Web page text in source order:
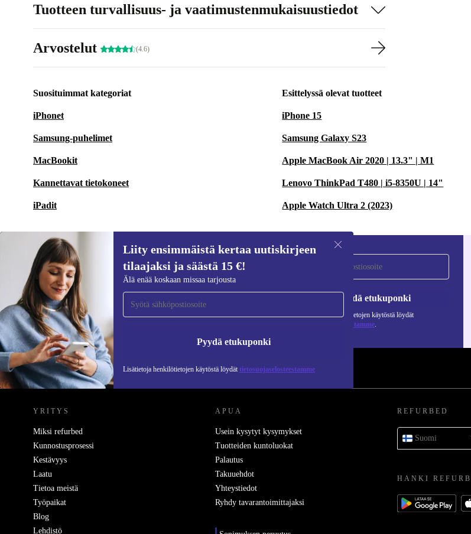
Tuotteen turvallisuus- ja vaatimustenmukaisuustiedot
Arvostelut (4.6)
Suosituimmat kategoriat
iPhonet
Samsung-puhelimet
MacBookit
Kannettavat tietokoneet
iPadit
Esittelyssä olevat tuotteet
iPhone 15
Samsung Galaxy S23
Apple MacBook Air 2020 | 13.3" | M1
Lenovo ThinkPad T480 | i5-8350U | 14"
Apple Watch Ultra 2 (2023)
Liity ensimmäistä kertaa uutiskirjeen
tilaajaksi ja säästä 15 €!
Älä enää koskaan missaa tarjousta
Pyydä etukuponki
Lisätietoja henkilötietojen käytöstä löydät tietosuojaselosteestamme
Liity ensimmäistä kertaa uutiskirjeen
tilaajaksi ja säästä 15 €!
Älä missaa enää yhtäkään tarjousta.
Pyydä etukuponki
Lisätietoja henkilötietojen käytöstä löydät
tietosuojaselosteestamme.
REFURBED SUOMI - RETHINK NEW.
YRITYS
Miksi refurbed
Kunnostusprosessi
Kestävyys
Laatu
Tietoa meistä
Työpaikat
Blog
Lehdistö
APUA
Usein kysytyt kysymykset
Tuotteiden kuntoluokat
Palautus
Takuuehdot
Yhteystiedot
Ryhdy tavarantoimittajaksi
REFURBED
Suomi
HANKI